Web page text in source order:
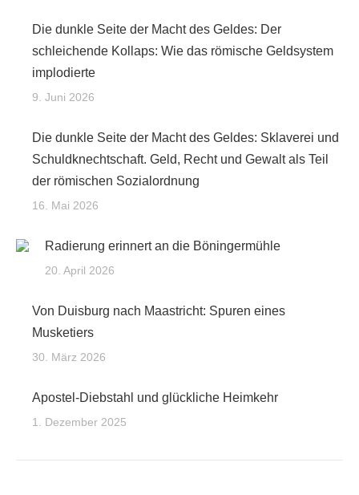
Die dunkle Seite der Macht des Geldes: Der
schleichende Kollaps: Wie das römische Geldsystem
implodierte
9. Juni 2026
Die dunkle Seite der Macht des Geldes: Sklaverei und
Schuldknechtschaft. Geld, Recht und Gewalt als Teil
der römischen Sozialordnung
16. Mai 2026
Radierung erinnert an die Böningermühle
20. April 2026
Von Duisburg nach Maastricht: Spuren eines
Musketiers
30. März 2026
Apostel-Diebstahl und glückliche Heimkehr
1. Dezember 2025